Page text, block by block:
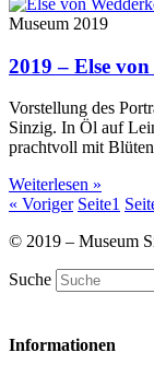
Museum 2019
2019 – Else
Vorstellung des
Sinzig. In Öl auf
prachtvoll mit
Weiterlesen »
« Voriger Seite1
© 2019 – Museum
Suche
Informationen